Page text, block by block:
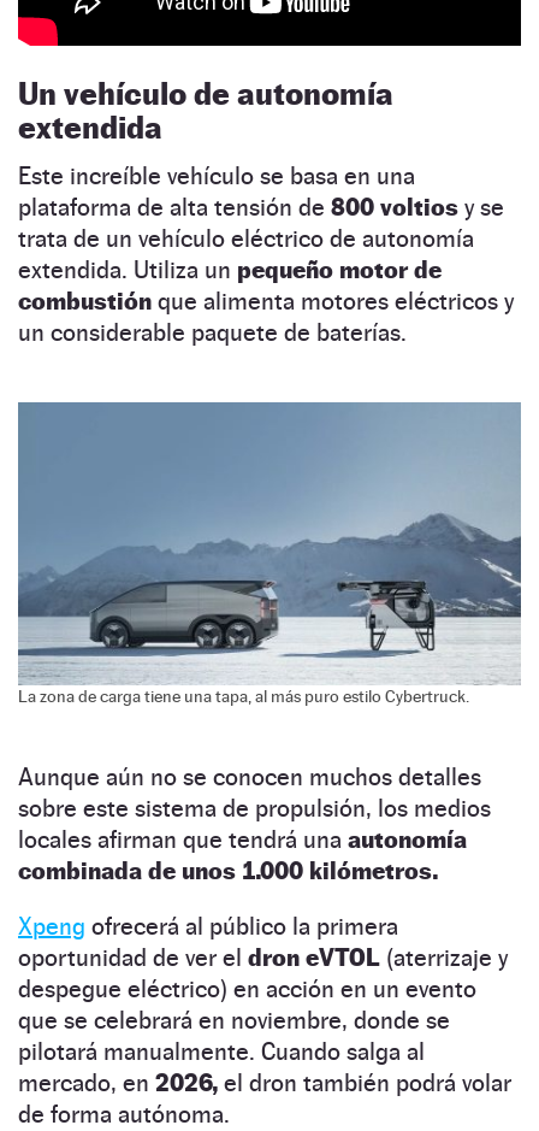
Un vehículo de autonomía
extendida
Este increíble vehículo se basa en una
plataforma de alta tensión de 800 voltios y se
trata de un vehículo eléctrico de autonomía
extendida. Utiliza un pequeño motor de
combustión que alimenta motores eléctricos y
un considerable paquete de baterías.
La zona de carga tiene una tapa, al más puro estilo Cybertruck.
Aunque aún no se conocen muchos detalles
sobre este sistema de propulsión, los medios
locales afirman que tendrá una autonomía
combinada de unos 1.000 kilómetros.
Xpeng ofrecerá al público la primera
oportunidad de ver el dron eVTOL (aterrizaje y
despegue eléctrico) en acción en un evento
que se celebrará en noviembre, donde se
pilotará manualmente. Cuando salga al
mercado, en 2026, el dron también podrá volar
de forma autónoma.